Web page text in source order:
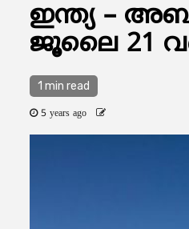
ഇന്ത്യ –
ജൂലൈ 21
1 min read
5 years ago